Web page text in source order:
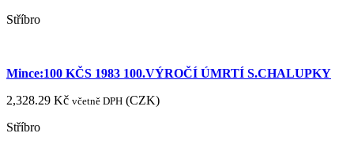
Stříbro
Mince:100 KČS 1983 100.VÝROČÍ ÚMRTÍ S.CHALUPKY
2,328.29 Kč včetně DPH (CZK)
Stříbro